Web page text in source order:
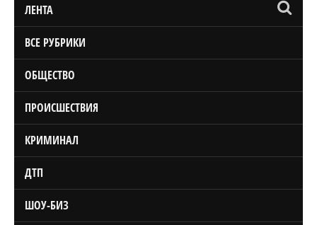
ЛЕНТА
ВСЕ РУБРИКИ
ОБЩЕСТВО
ПРОИСШЕСТВИЯ
КРИМИНАЛ
ДТП
ШОУ-БИЗ